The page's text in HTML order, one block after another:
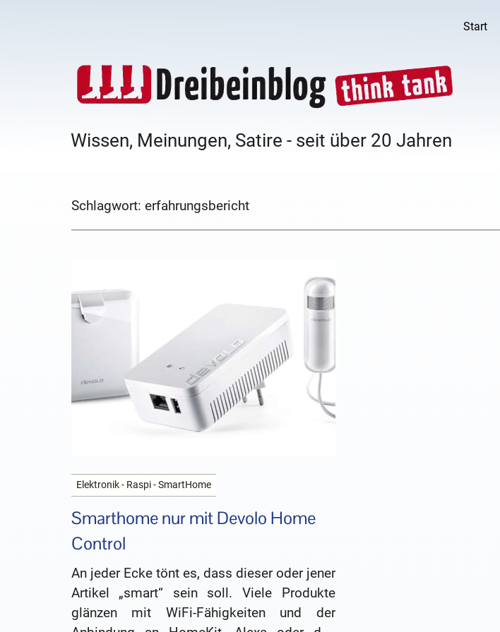
Start
Wissen, Meinungen, Satire - seit über 20 Jahren
Schlagwort: erfahrungsbericht
Elektronik - Raspi - SmartHome
Smarthome nur mit Devolo Home
Control
An jeder Ecke tönt es, dass dieser oder jener
Artikel „smart“ sein soll. Viele Produkte
glänzen mit WiFi-Fähigkeiten und der